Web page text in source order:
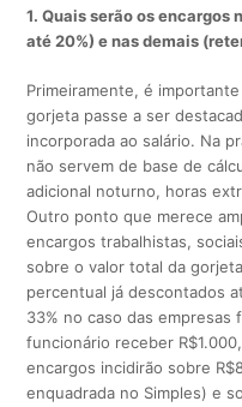
1. Quais serão os encargos
até 20%) e nas demais
Primeiramente, é
gorjeta passe a ser
incorporada ao salário. Na
não servem de base de
adicional noturno, horas
Outro ponto que merece
encargos trabalhistas,
sobre o valor total da
percentual já descontados
33% no caso das empresas
funcionário receber
encargos incidirão sobre
enquadrada no Simples) e